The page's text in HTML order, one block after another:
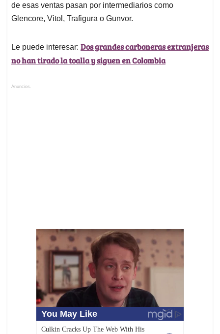
de esas ventas pasan por intermediarios como
Glencore, Vitol, Trafigura o Gunvor.
Le puede interesar: Dos grandes carboneras extranjeras
no han tirado la toalla y siguen en Colombia
Anuncios.